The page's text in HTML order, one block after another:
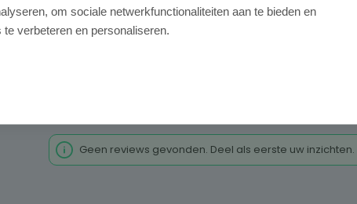
Geen reviews gevonden. Deel als eerste uw inzichten.
om sociale netwerkfunctionaliteiten aan te bieden en
verbeteren en personaliseren.